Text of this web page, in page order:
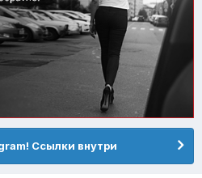
Ссылки внутри